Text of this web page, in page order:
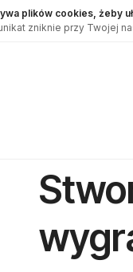
plików cookies, żeby
zniknie przy Twojej